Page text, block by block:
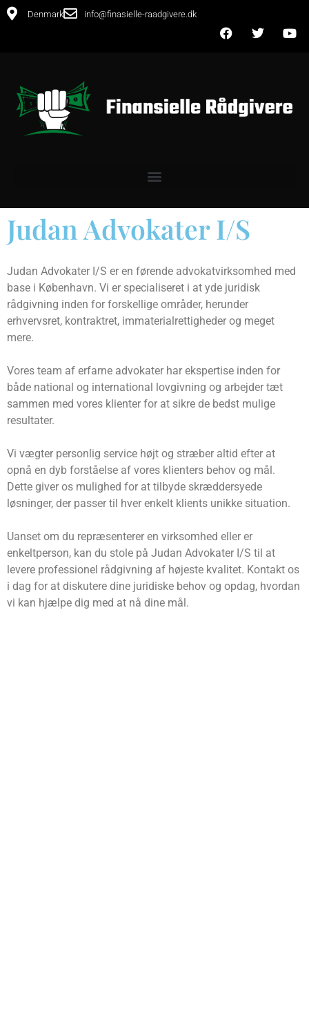
Denmark info@finasielle-raadgivere.dk
Judan Advokater I/S
Judan Advokater I/S er en førende advokatvirksomhed med
base i København. Vi er specialiseret i at yde juridisk
rådgivning inden for forskellige områder, herunder
erhvervsret, kontraktret, immaterialrettigheder og meget
mere.
Vores team af erfarne advokater har ekspertise inden for
både national og international lovgivning og arbejder tæt
sammen med vores klienter for at sikre de bedst mulige
resultater.
Vi vægter personlig service højt og stræber altid efter at
opnå en dyb forståelse af vores klienters behov og mål.
Dette giver os mulighed for at tilbyde skræddersyede
løsninger, der passer til hver enkelt klients unikke situation.
Uanset om du repræsenterer en virksomhed eller er
enkeltperson, kan du stole på Judan Advokater I/S til at
levere professionel rådgivning af højeste kvalitet. Kontakt os
i dag for at diskutere dine juridiske behov og opdag, hvordan
vi kan hjælpe dig med at nå dine mål.